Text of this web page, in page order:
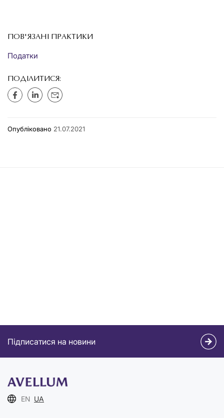
ПОВ'ЯЗАНІ ПРАКТИКИ
Податки
ПОДІЛИТИСЯ:
Опубліковано 21.07.2021
Підписатися на новини
EN UA